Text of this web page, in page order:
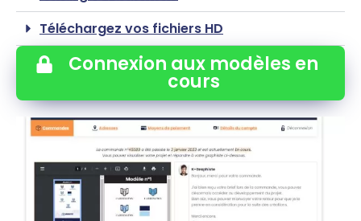
Téléchargez vos fichiers HD
Connexion aux modèles en
cours